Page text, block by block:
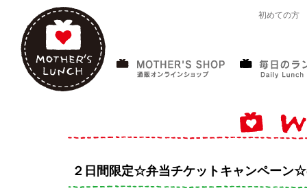
初めての方
２日間限定☆弁当チケットキャンペーン